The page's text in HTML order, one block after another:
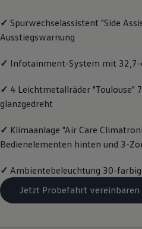
Räder und Reifen
Pannen- und
Economy Service
Zubehör
Schutz und Pflege
Transport
Wallbox und
Digitale Extras
Dienste für Ihr
Handy und
Updates für
Über Ihr Auto
✓ Spurwechselassistent "Side
Ausstiegswarnung
✓ Infotainment-System mit 32,7-
✓ 4 Leichtmetallräder "Toulouse"
glanzgedreht
✓ Klimaanlage "Air Care
Bedienelementen hinten und 3-
✓ Ambientebeleuchtung 30-farbig
Jetzt Probefahrt vereinbaren